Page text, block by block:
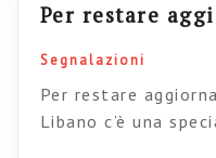
Per restare
Segnalazioni
Per restare
Libano c’è una